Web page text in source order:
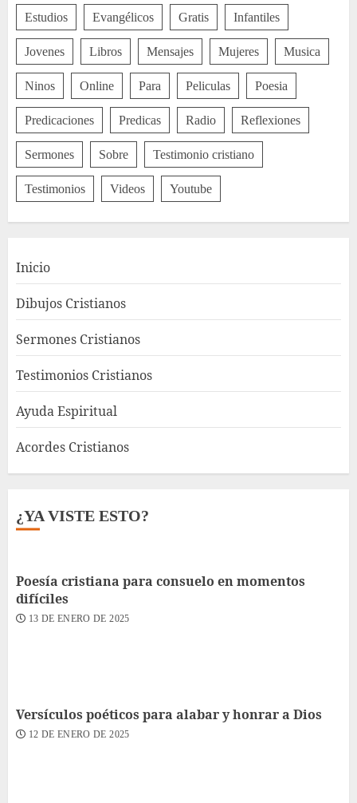
Estudios Evangélicos Gratis Infantiles
Jovenes Libros Mensajes Mujeres Musica
Ninos Online Para Peliculas Poesia
Predicaciones Predicas Radio Reflexiones
Sermones Sobre Testimonio cristiano
Testimonios Videos Youtube
Inicio
Dibujos Cristianos
Sermones Cristianos
Testimonios Cristianos
Ayuda Espiritual
Acordes Cristianos
¿YA VISTE ESTO?
Poesía cristiana para consuelo en momentos
difíciles
13 DE ENERO DE 2025
Versículos poéticos para alabar y honrar a Dios
12 DE ENERO DE 2025